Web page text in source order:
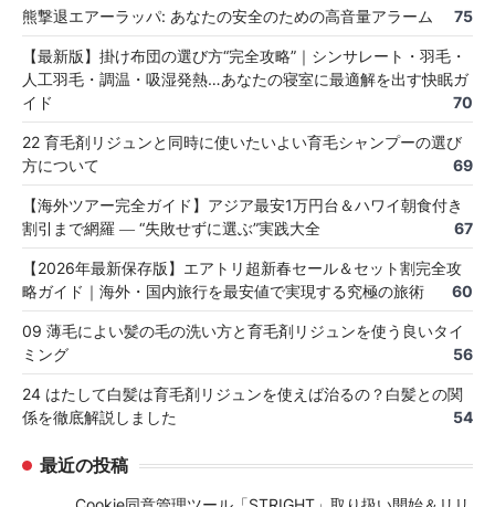
熊撃退エアーラッパ: あなたの安全のための高音量アラーム 75
【最新版】掛け布団の選び方“完全攻略”｜シンサレート・羽毛・
人工羽毛・調温・吸湿発熱…あなたの寝室に最適解を出す快眠ガ
イド
70
22 育毛剤リジュンと同時に使いたいよい育毛シャンプーの選び
方について
69
【海外ツアー完全ガイド】アジア最安1万円台＆ハワイ朝食付き
割引まで網羅 ― “失敗せずに選ぶ”実践大全
67
【2026年最新保存版】エアトリ超新春セール＆セット割完全攻
略ガイド｜海外・国内旅行を最安値で実現する究極の旅術
60
09 薄毛によい髪の毛の洗い方と育毛剤リジュンを使う良いタイ
ミング
56
24 はたして白髪は育毛剤リジュンを使えば治るの？白髪との関
係を徹底解説しました
54
最近の投稿